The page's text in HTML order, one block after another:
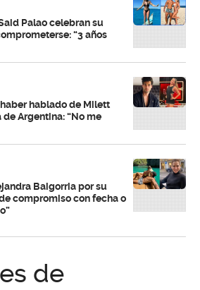
Palao celebran su
“3 años
hablado de Milett
Argentina: “No me
Baigorria por su
compromiso con fecha o
de